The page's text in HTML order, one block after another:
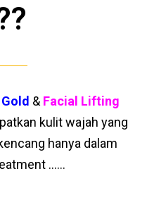
& Facial Lifting
kulit wajah yang
hanya dalam
……